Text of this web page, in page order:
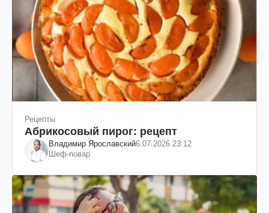
Рецепты
Абрикосовый пирог: рецепт
Владимир Ярославский6.07.2026 23:12
Шеф-повар